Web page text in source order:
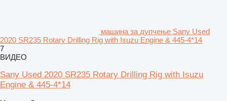
машина за дупчење Sany Used
2020 SR235 Rotary Drilling Rig with Isuzu Engine & 445-4*14
7
ВИДЕО
Sany Used 2020 SR235 Rotary Drilling Rig with Isuzu
Engine & 445-4*14